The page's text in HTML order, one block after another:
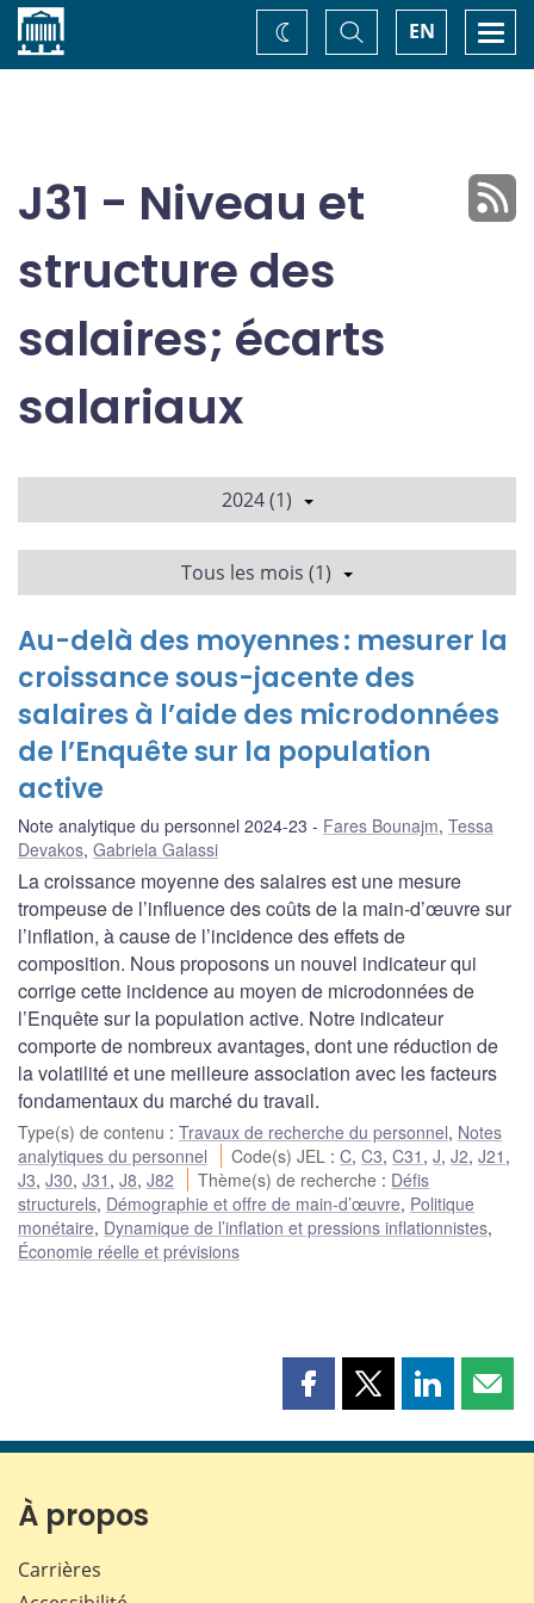
Accueil EN
Basculer
la
recherche
Changez
de
J31 - Niveau et
structure des
salaires; écarts
salariaux
2024 (1)
Tous les mois (1)
Au-delà des moyennes : mesurer la
croissance sous-jacente des
salaires à l’aide des microdonnées
de l’Enquête sur la population
active
Note analytique du personnel 2024-23 Fares Bounajm, Tessa
Devakos, Gabriela Galassi
La croissance moyenne des salaires est une mesure
trompeuse de l’influence des coûts de la main-d’œuvre sur
l’inflation, à cause de l’incidence des effets de
composition. Nous proposons un nouvel indicateur qui
corrige cette incidence au moyen de microdonnées de
l’Enquête sur la population active. Notre indicateur
comporte de nombreux avantages, dont une réduction de
la volatilité et une meilleure association avec les facteurs
fondamentaux du marché du travail.
Type(s) de contenu : Travaux de recherche du personnel, Notes
analytiques du personnel
Code(s) JEL :C,C3,C31 ,J,J2,J21 ,
J3, J30, J31 , J8, J82 Thème(s) de recherche : Défis
structurels, Démographie et offre de main-d’œuvre, Politique
monétaire, Dynamique de l’inflation et pressions inflationnistes,
Économie réelle et prévisions
Partager
page
Partager
page
Partager
page page
À propos
Carrières